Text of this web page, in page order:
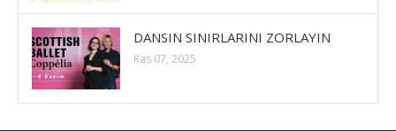
DANSIN SINIRLARINI ZORLAYIN
Kas 07, 2025